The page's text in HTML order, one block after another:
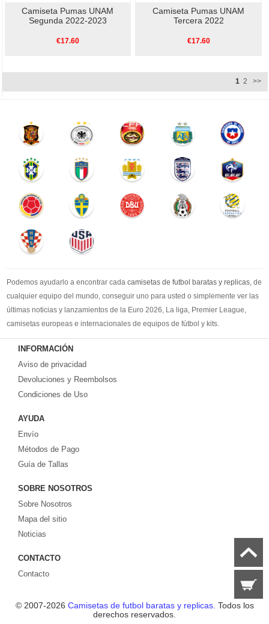
Camiseta Pumas UNAM
Segunda 2022-2023
€17.60
Camiseta Pumas UNAM
Tercera 2022
€17.60
1 2 >>
Podemos ayudarlo a encontrar cada camisetas de futbol baratas y replicas, de
cualquier equipo del mundo, conseguir uno para usted o simplemente ver las
últimas noticias y lanzamientos de la Euro 2026, La liga, Premier League,
camisetas europeas e internacionales de equipos de fútbol y kits.
Comprecamisetas de futbol baratasen la tienda deportiva más grande de
Europa. ¡Grandes ofertas en todas las camisetas del club de fútbol, ​​kits
europeos e internacionales, todo a los precios más bajos!
Compre nuestra gran selección de
equipaciones, camisetas y un portero a partir de €17.6. Diseños de fútbol
INFORMACIÓN
Aviso de privacidad
Devoluciones y Reembolsos
Condiciones de Uso
AYUDA
Envío
Métodos de Pago
Guía de Tallas
SOBRE NOSOTROS
Sobre Nosotros
Mapa del sitio
Noticias
CONTACTO
Contacto
© 2007-2026 Camisetas de futbol baratas y replicas. Todos los
derechos reservados.